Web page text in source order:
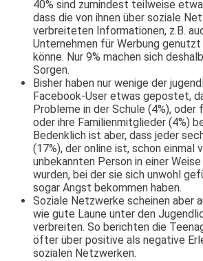
40% sind zumindest teilweise
dass die von ihnen über soziale
verbreiteten Informationen, z.B.
Unternehmen für Werbung
könne. Nur 9% machen sich
Sorgen.
Bisher haben nur wenige der
Facebook-­User etwas gepostet,
Probleme in der Schule (4%), oder
oder ihre Familienmitglieder (4%)
Bedenklich ist aber, dass jeder
(17%), der online ist, schon einmal
unbekannten Person in einer
wurden, bei der sie sich unwohl
sogar Angst bekommen haben.
Soziale Netzwerke scheinen aber
wie gute Laune unter den
verbreiten. So berichten die
öfter über positive als negative
sozialen Netzwerken.